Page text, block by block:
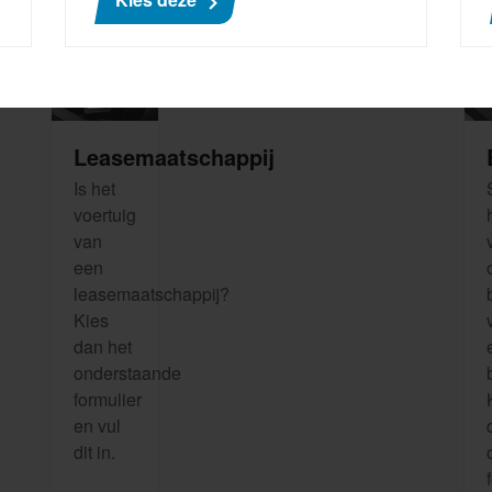
het voertuig
Leasemaatschappij
Is het
voertuig
van
een
leasemaatschappij?
Kies
dan het
onderstaande
formulier
en vul
dit in.